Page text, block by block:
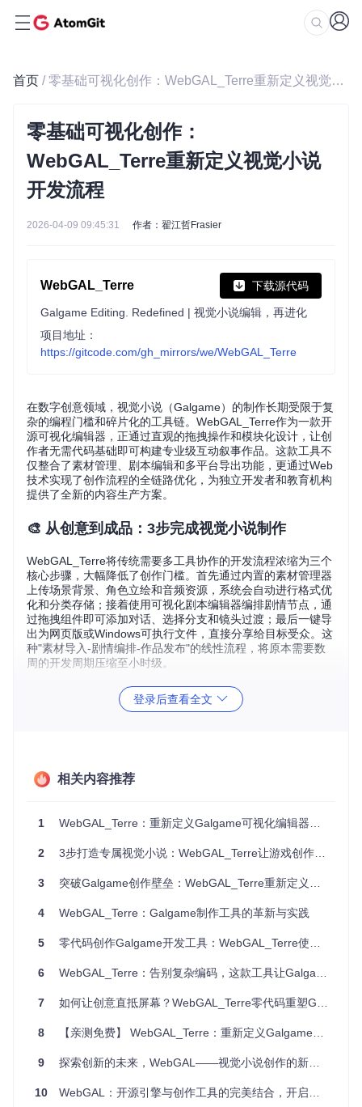
首页 / 零基础可视化创作：WebGAL_Terre重新定义视觉小说开发流程
零基础可视化创作：
WebGAL_Terre重新定义视觉小说
开发流程
2026-04-09 09:45:31 作者：翟江哲Frasier
WebGAL_Terre 下载源代码
Galgame Editing. Redefined | 视觉小说编辑，再进化
项目地址：
https://gitcode.com/gh_mirrors/we/WebGAL_Terre
在数字创意领域，视觉小说（Galgame）的制作长期受限于复
杂的编程门槛和碎片化的工具链。WebGAL_Terre作为一款开
源可视化编辑器，正通过直观的拖拽操作和模块化设计，让创
作者无需代码基础即可构建专业级互动叙事作品。这款工具不
仅整合了素材管理、剧本编辑和多平台导出功能，更通过Web
技术实现了创作流程的全链路优化，为独立开发者和教育机构
提供了全新的内容生产方案。
🎨 从创意到成品：3步完成视觉小说制作
WebGAL_Terre将传统需要多工具协作的开发流程浓缩为三个
核心步骤，大幅降低了创作门槛。首先通过内置的素材管理器
上传场景背景、角色立绘和音频资源，系统会自动进行格式优
化和分类存储；接着使用可视化剧本编辑器编排剧情节点，通
过拖拽组件即可添加对话、选择分支和镜头过渡；最后一键导
出为网页版或Windows可执行文件，直接分享给目标受众。这
种"素材导入-剧情编排-作品发布"的线性流程，将原本需要数
周的开发周期压缩至小时级。
难、素材管理混乱。WebGAL_Terre通过三项核心技术创新实
现突破：
：将复杂的条件分支和镜头控制转化为直观
的流程图节点
WebGL渲染引擎：实现高质量2D动画效果与硬件加速的完
美平衡
模块化资源管理：采用树状结构自动关联场景、角色与音频
与传统开发方式相比，WebGAL_Terre将代码编写量减少8
0%，同时通过HTML5技术实现一次开发多端运行，覆盖PC、
手机和平板设备。这种技术架构既保留了专业创作的灵活性，
又消除了技术壁垒，使创作者能专注于故事内容本身。
📖 多元应用场景：不止于游戏的叙事工具
WebGAL_Terre的应用价值已超越传统游戏开发范畴，在多个
学作品转化为沉浸式体验。某中学使用该工具开发的"古代诗
登录后查看全文
相关内容推荐
1 WebGAL_Terre：重新定义Galgame可视化编辑器的创作体验
2 3步打造专属视觉小说：WebGAL_Terre让游戏创作零门槛
3 突破Galgame创作壁垒：WebGAL_Terre重新定义视觉小说开发
4 WebGAL_Terre：Galgame制作工具的革新与实践
5 零代码创作Galgame开发工具：WebGAL_Terre使用指南
6 WebGAL_Terre：告别复杂编码，这款工具让Galgame创作效率提升300%
7 如何让创意直抵屏幕？WebGAL_Terre零代码重塑Galgame开发体验
8 【亲测免费】 WebGAL_Terre：重新定义Galgame的制作方式
9 探索创新的未来，WebGAL——视觉小说创作的新纪元
10 WebGAL：开源引擎与创作工具的完美结合，开启视觉小说创作新纪元